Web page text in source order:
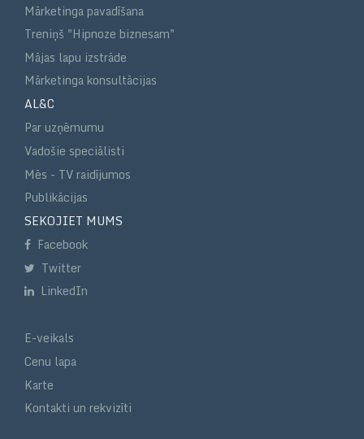
Mārketinga pavadīšana
Treniņš "Hipnoze biznesam"
Mājas lapu izstrāde
Mārketinga konsultācijas
AL&C
Par uzņēmumu
Vadošie speciālisti
Mēs - TV raidījumos
Publikācijas
SEKOJIET MUMS
Facebook
Twitter
LinkedIn
E-veikals
Cenu lapa
Karte
Kontakti un rekvizīti